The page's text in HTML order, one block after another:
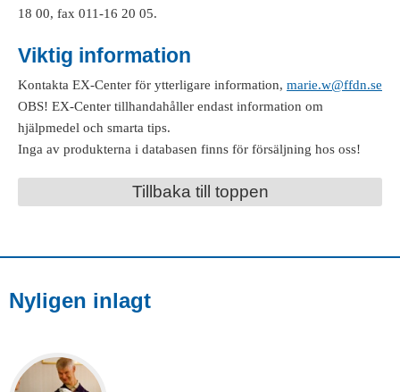
18 00, fax 011-16 20 05.
Viktig information
Kontakta EX-Center för ytterligare information, marie.w@ffdn.se
OBS! EX-Center tillhandahåller endast information om
hjälpmedel och smarta tips.
Inga av produkterna i databasen finns för försäljning hos oss!
Tillbaka till toppen
Nyligen inlagt